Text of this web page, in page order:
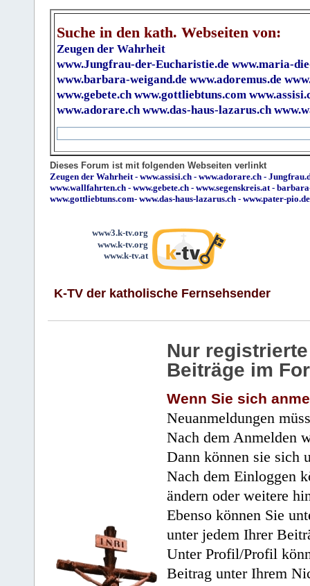
Suche in den kath. Webseiten von:
Zeugen der Wahrheit
www.Jungfrau-der-Eucharistie.de www.maria-
www.barbara-weigand.de www.adoremus.de
www.gebete.ch www.gottliebtuns.com
www.adorare.ch www.das-haus-lazarus.ch
Dieses Forum ist mit folgenden Webseiten verlinkt
Zeugen der Wahrheit - www.assisi.ch - www.adorare.ch -
www.wallfahrten.ch - www.gebete.ch - www.segenskreis.at -
www.gottliebtuns.com- www.das-haus-lazarus.ch - www.pater-pio.de
www3.k-tv.org
www.k-tv.org
www.k-tv.at
K-TV der katholische Fernsehsender
Nur
Beiträge im
Wenn Sie sich
Neuanmeldungen
Nach dem Anmelden
Dann können sie sich
Nach dem Einloggen
ändern oder weitere
Ebenso können Sie
unter jedem Ihrer
Unter Profil/Profil
Beitrag unter Ihrem